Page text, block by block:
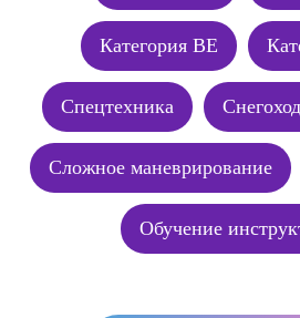
Категория BE
Спецтехника
Сложное маневрирование
Обучение